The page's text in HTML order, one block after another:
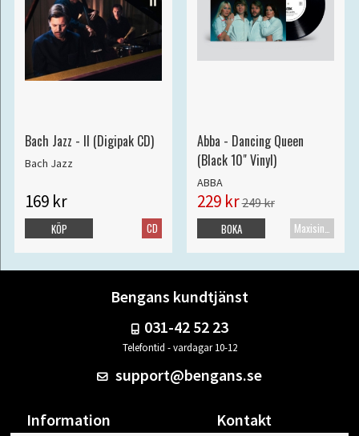
Bach Jazz - II (Digipak CD)
Bach Jazz
169 kr
CD
KÖP
Abba - Dancing Queen
(Black 10" Vinyl)
ABBA
229 kr249 kr
Maxisingel
BOKA
Bengans kundtjänst
031-42 52 23
Telefontid - vardagar 10-12
support@bengans.se
Information Kontakt